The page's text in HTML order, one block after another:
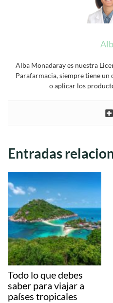
Alba Monadaray es nuestra
Parafarmacia, siempre tiene
o aplicar los
Entradas
Todo lo que debes
saber para viajar a
países tropicales